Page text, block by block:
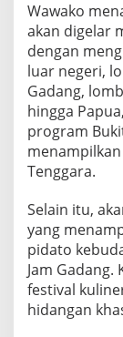
Wawako
akan digelar
dengan
luar negeri,
Gadang,
hingga
program
Tenggara.
Selain itu,
yang
pidato
Jam
festival
hidangan